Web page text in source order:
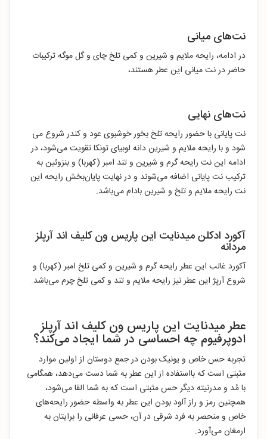
نت‌های میانی
در ادامه، رایحه ملایم و شیرین و کمی تلخ چای و گل موگه ترکیبات
حاضر در نت میانی این عطر هستند،
نت‌های نهایی
نت پایانی با حضور رایحه تلخ بخور خوشبوی عود و کندر شروع می
شود و با رایحه ملایم و شیرین دانه لوبیای تونکا تقویت می‌شود، در
ادامه این نت رایحه گرم و شیرین و تند امبر (کهربا) و بنزوئین به
ترکیب نت پایانی اضافه می‌شوند و در نهایت پایان‌بخش رایحه این
نت رایحه ملایم و تلخ و شیرین بادام می‌باشد.
آکورد ادکلن میدنایت این پاریس ون کلیف اند آرپلز
مردانه
آکورد غالب این عطر رایحه گرم و شیرین و کمی تلخ امبر (کهربا) و
شروع آرپژ این عطر نیز رایحه ملایم و تند و کمی تلخ چرم می‌باشد.
عطر میدنایت این پاریس ون کلیف اند آرپلز
ادوپرفیوم چه احساسی در شما ایجاد می‌کند؟
تجربه حس خاص و یونیک بودن در جمع دوستان از اولین موارد
مثبتی است که بااستفاده از این عطر به شما دست می‌دهد، همگامی
با مُد و مدرنیته دیگر حس مثبتی است که به شما القا می‌شود،
همچنین رمز و راز آلود بودن این عطر به واسطه حضور رایحه‌های
خاص و منحصر به فرد شرقی در آن، حسی عرفانی را برایتان به
ارمغان می‌آورد.